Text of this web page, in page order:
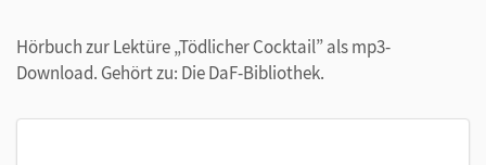
Hörbuch zur Lektüre „Tödlicher Cocktail” als mp3-
Download. Gehört zu: Die DaF-Bibliothek.